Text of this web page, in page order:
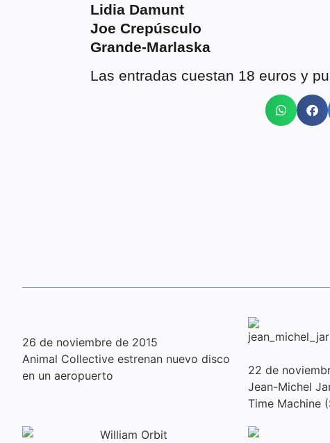
Lidia Damunt
Joe Crepúsculo
Grande-Marlaska
Las entradas cuestan 18 euros y
26 de noviembre de 2015
Animal Collective estrenan nuevo disco
en un aeropuerto
22 de
Jean-Michel
Time Machine